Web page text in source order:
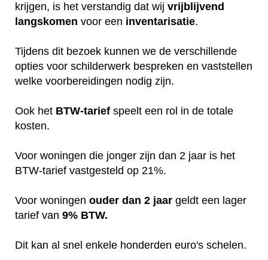
krijgen, is het verstandig dat wij vrijblijvend
langskomen voor een inventarisatie.
Tijdens dit bezoek kunnen we de verschillende
opties voor schilderwerk bespreken en vaststellen
welke voorbereidingen nodig zijn.
Ook het BTW-tarief speelt een rol in de totale
kosten.
Voor woningen die jonger zijn dan 2 jaar is het
BTW-tarief vastgesteld op 21%.
Voor woningen ouder dan 2 jaar geldt een lager
tarief van 9% BTW.
Dit kan al snel enkele honderden euro's schelen.